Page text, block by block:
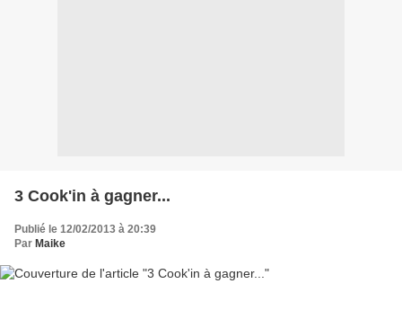
3 Cook'in à gagner...
Publié le 12/02/2013 à 20:39
Par Maike